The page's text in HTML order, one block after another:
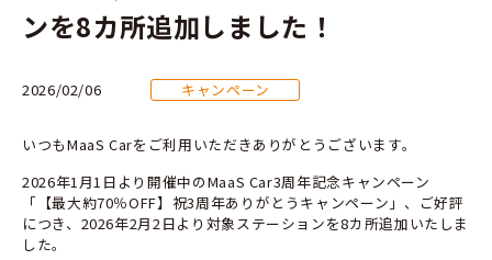
ンを8カ所追加しました！
2026/02/06 キャンペーン
いつもMaaS Carをご利用いただきありがとうございます。
2026年1月1日より開催中のMaaS Car3周年記念キャンペーン
「【最大約70％OFF】祝3周年ありがとうキャンペーン」、ご好評
につき、2026年2月2日より対象ステーションを8カ所追加いたしま
した。